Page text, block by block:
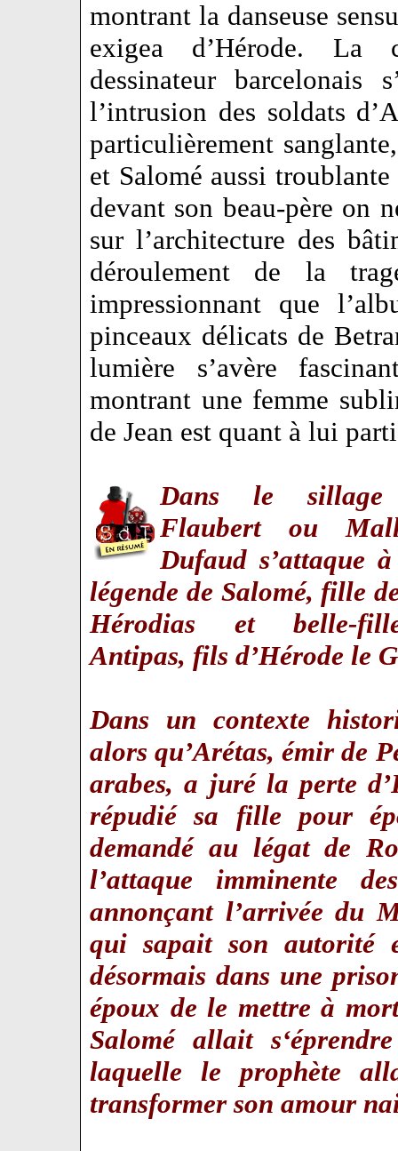
montrant la danseuse
exigea d’Hérode. La
dessinateur barcelonais
l’intrusion des soldats
particulièrement
et Salomé aussi
devant son beau-père on
sur l’architecture des
déroulement de la
impressionnant que
pinceaux délicats de
lumière s’avère
montrant une femme
de Jean est quant à lui
Dans le
Flaubert ou
Dufaud s’attaque
légende de Salomé, fille
Hérodias et belle-
Antipas, fils d’Hérode le
Dans un contexte
alors qu’Arétas, émir de
arabes, a juré la perte
répudié sa fille pour
demandé au légat de
l’attaque imminente
annonçant l’arrivée du
qui sapait son autorité
désormais dans une
époux de le mettre à
Salomé allait
laquelle le prophète
transformer son amour